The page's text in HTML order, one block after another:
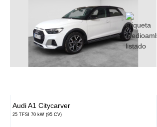
Audi A1 Citycarver
25 TFSI 70 kW (95 CV)